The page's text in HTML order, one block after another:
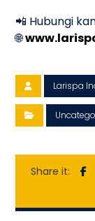
📲 Hubungi
🌐
Larispa